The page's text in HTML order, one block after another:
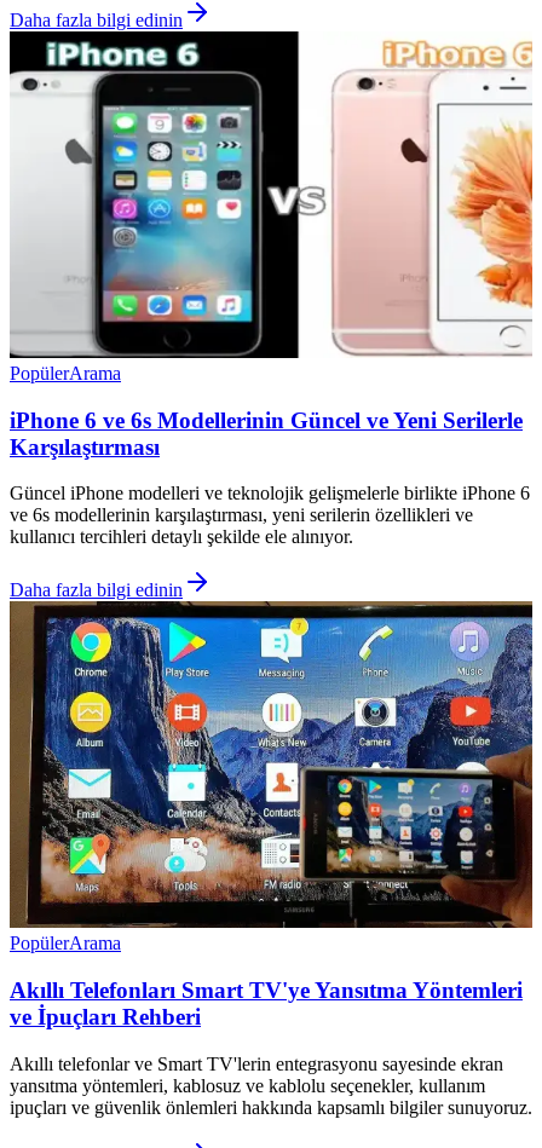
Daha fazla bilgi edinin
PopülerArama
iPhone 6 ve 6s Modellerinin Güncel ve Yeni Serilerle
Karşılaştırması
Güncel iPhone modelleri ve teknolojik gelişmelerle birlikte iPhone 6
ve 6s modellerinin karşılaştırması, yeni serilerin özellikleri ve
kullanıcı tercihleri detaylı şekilde ele alınıyor.
Daha fazla bilgi edinin
PopülerArama
Akıllı Telefonları Smart TV'ye Yansıtma Yöntemleri
ve İpuçları Rehberi
Akıllı telefonlar ve Smart TV'lerin entegrasyonu sayesinde ekran
yansıtma yöntemleri, kablosuz ve kablolu seçenekler, kullanım
ipuçları ve güvenlik önlemleri hakkında kapsamlı bilgiler sunuyoruz.